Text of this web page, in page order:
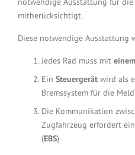
mitberücksichtigt.
Diese notwendige Ausstattung
Jedes Rad muss mit
Ein Steuergerät wird als
Bremssystem für die
Die Kommunikation
Zugfahrzeug erfordert
(EBS)